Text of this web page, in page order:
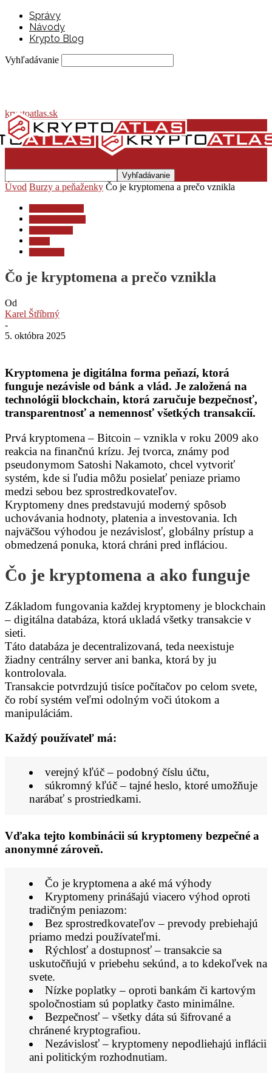
Správy
Návody
Krypto Blog
Vyhľadávanie
kryptoatlas.sk
Úvod Burzy a peňaženky Čo je kryptomena a prečo vznikla
Čo je kryptomena a prečo vznikla
Od
Karel Štříbrný
-
5. októbra 2025
Kryptomena je digitálna forma peňazí, ktorá
funguje nezávisle od bánk a vlád. Je založená na
technológii blockchain, ktorá zaručuje bezpečnosť,
transparentnosť a nemennosť všetkých transakcií.
Prvá kryptomena – Bitcoin – vznikla v roku 2009 ako
reakcia na finančnú krízu. Jej tvorca, známy pod
pseudonymom Satoshi Nakamoto, chcel vytvoriť
systém, kde si ľudia môžu posielať peniaze priamo
medzi sebou bez sprostredkovateľov.
Kryptomeny dnes predstavujú moderný spôsob
uchovávania hodnoty, platenia a investovania. Ich
najväčšou výhodou je nezávislosť, globálny prístup a
obmedzená ponuka, ktorá chráni pred infláciou.
Čo je kryptomena a ako funguje
Základom fungovania každej kryptomeny je blockchain
– digitálna databáza, ktorá ukladá všetky transakcie v
sieti.
Táto databáza je decentralizovaná, teda neexistuje
žiadny centrálny server ani banka, ktorá by ju
kontrolovala.
Transakcie potvrdzujú tisíce počítačov po celom svete,
čo robí systém veľmi odolným voči útokom a
manipuláciám.
Každý používateľ má:
verejný kľúč – podobný číslu účtu,
súkromný kľúč – tajné heslo, ktoré umožňuje
narábať s prostriedkami.
Vďaka tejto kombinácii sú kryptomeny bezpečné a
anonymné zároveň.
Čo je kryptomena a aké má výhody
Kryptomeny prinášajú viacero výhod oproti
tradičným peniazom:
Bez sprostredkovateľov – prevody prebiehajú
priamo medzi používateľmi.
Rýchlosť a dostupnosť – transakcie sa
uskutočňujú v priebehu sekúnd, a to kdekoľvek na
svete.
Nízke poplatky – oproti bankám či kartovým
spoločnostiam sú poplatky často minimálne.
Bezpečnosť – všetky dáta sú šifrované a
chránené kryptografiou.
Nezávislosť – kryptomeny nepodliehajú inflácii
ani politickým rozhodnutiam.